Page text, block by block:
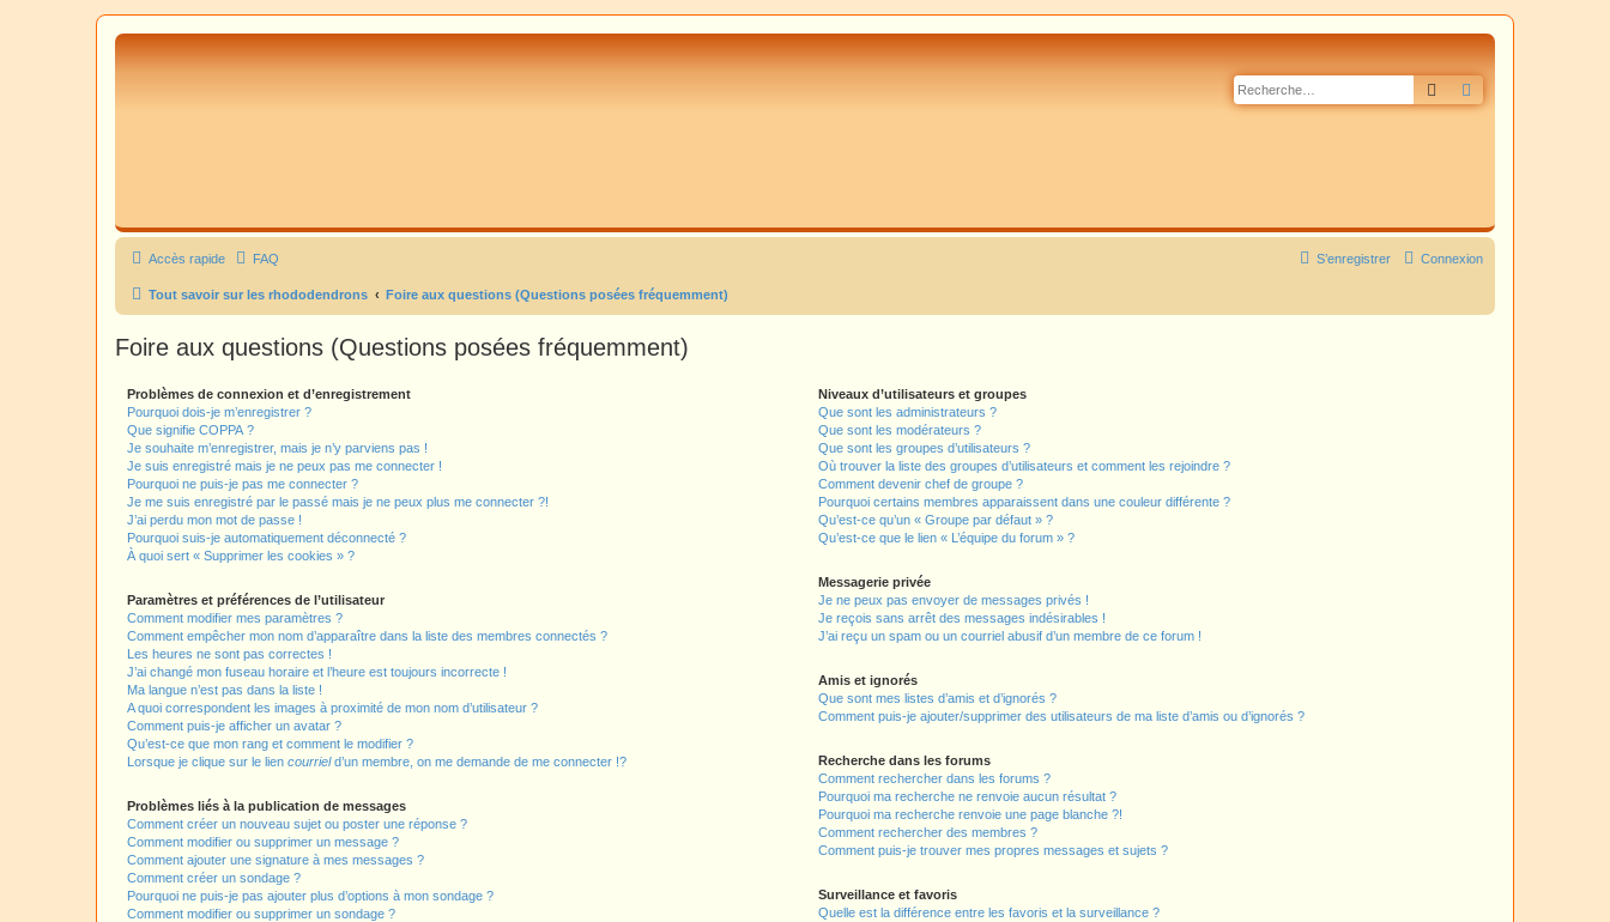
Rechercher
Accès rapide FAQ Connexion
S’enregistrer
Tout savoir sur les rhododendrons Foire aux questions (Questions posées fréquemment)
Foire aux questions (Questions posées fréquemment)
Problèmes de connexion et d’enregistrement
Pourquoi dois-je m’enregistrer ?
Que signifie COPPA ?
Je souhaite m’enregistrer, mais je n’y parviens pas !
Je suis enregistré mais je ne peux pas me connecter !
Pourquoi ne puis-je pas me connecter ?
Je me suis enregistré par le passé mais je ne peux plus me connecter ?!
J’ai perdu mon mot de passe !
Pourquoi suis-je automatiquement déconnecté ?
À quoi sert « Supprimer les cookies » ?
Paramètres et préférences de l’utilisateur
Comment modifier mes paramètres ?
Comment empêcher mon nom d’apparaître dans la liste des membres connectés ?
Les heures ne sont pas correctes !
J’ai changé mon fuseau horaire et l’heure est toujours incorrecte !
Ma langue n’est pas dans la liste !
A quoi correspondent les images à proximité de mon nom d’utilisateur ?
Comment puis-je afficher un avatar ?
Qu’est-ce que mon rang et comment le modifier ?
Lorsque je clique sur le lien courrield’un membre, on me demande de me connecter !?
Problèmes liés à la publication de messages
Comment créer un nouveau sujet ou poster une réponse ?
Comment modifier ou supprimer un message ?
Comment ajouter une signature à mes messages ?
Comment créer un sondage ?
Pourquoi ne puis-je pas ajouter plus d’options à mon sondage ?
Comment modifier ou supprimer un sondage ?
Niveaux d’utilisateurs et groupes
Que sont les administrateurs ?
Que sont les modérateurs ?
Que sont les groupes d’utilisateurs ?
Où trouver la liste des groupes d’utilisateurs et comment les rejoindre ?
Comment devenir chef de groupe ?
Pourquoi certains membres apparaissent dans une couleur différente ?
Qu’est-ce qu’un « Groupe par défaut » ?
Qu’est-ce que le lien « L’équipe du forum » ?
Messagerie privée
Je ne peux pas envoyer de messages privés !
Je reçois sans arrêt des messages indésirables !
J’ai reçu un spam ou un courriel abusif d’un membre de ce forum !
Amis et ignorés
Que sont mes listes d’amis et d’ignorés ?
Comment puis-je ajouter/supprimer des utilisateurs de ma liste d’amis ou d’ignorés ?
Recherche dans les forums
Comment rechercher dans les forums ?
Pourquoi ma recherche ne renvoie aucun résultat ?
Pourquoi ma recherche renvoie une page blanche ?!
Comment rechercher des membres ?
Comment puis-je trouver mes propres messages et sujets ?
Surveillance et favoris
Quelle est la différence entre les favoris et la surveillance ?